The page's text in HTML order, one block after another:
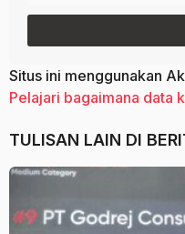
Situs ini menggunakan
Pelajari bagaimana data
TULISAN LAIN DI